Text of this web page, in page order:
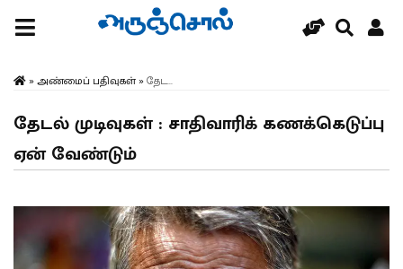
» அண்மைப் பதிவுகள்» தேட...
தேடல் முடிவுகள் : சாதிவாரிக் கணக்கெடுப்பு
ஏன் வேண்டும்